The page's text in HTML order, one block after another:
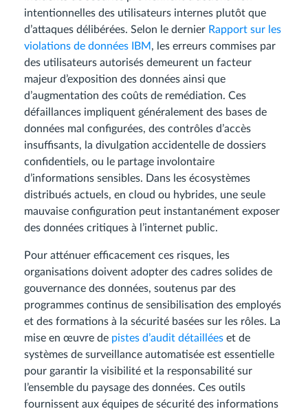
intentionnelles des utilisateurs internes plutôt que
d’attaques délibérées. Selon le dernier Rapport sur les
violations de données IBM , les erreurs commises par
des utilisateurs autorisés demeurent un facteur
majeur d’exposition des données ainsi que
d’augmentation des coûts de remédiation. Ces
défaillances impliquent généralement des bases de
données mal configurées, des contrôles d’accès
insuffisants, la divulgation accidentelle de dossiers
confidentiels, ou le partage involontaire
d’informations sensibles. Dans les écosystèmes
distribués actuels, en cloud ou hybrides, une seule
mauvaise configuration peut instantanément exposer
des données critiques à l’internet public.
Pour atténuer efficacement ces risques, les
organisations doivent adopter des cadres solides de
gouvernance des données, soutenus par des
programmes continus de sensibilisation des employés
et des formations à la sécurité basées sur les rôles. La
mise en œuvre de pistes d’audit détaillées et de
systèmes de surveillance automatisée est essentielle
pour garantir la visibilité et la responsabilité sur
l’ensemble du paysage des données. Ces outils
fournissent aux équipes de sécurité des informations